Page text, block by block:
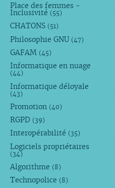
Place des femmes -
Inclusivité (55)
CHATONS (51)
Philosophie GNU (47)
GAFAM (45)
Informatique en nuage
(44)
Informatique déloyale
(43)
Promotion (40)
RGPD (39)
Interopérabilité (35)
Logiciels propriétaires
(34)
Algorithme (8)
Technopolice (8)